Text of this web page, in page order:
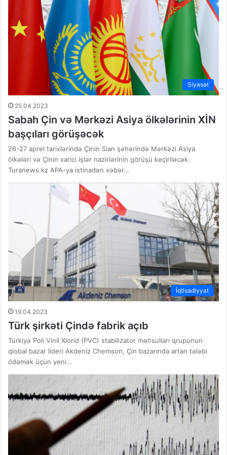
Siyasət
25.04.2023
Sabah Çin və Mərkəzi Asiya ölkələrinin XİN
başçıları görüşəcək
26-27 aprel tarixlərində Çinin Sian şəhərində Mərkəzi Asiya
ölkələri və Çinin xarici işlər nazirlərinin görüşü keçiriləcək.
Turanews.kz APA-ya istinadən xəbər…
İqtisadiyyat
19.04.2023
Türk şirkəti Çində fabrik açıb
Türkiyə Poli Vinil Xlorid (PVC) stabilizator məhsulları qrupunun
qlobal bazar lideri Akdeniz Chemson, Çin bazarında artan tələbi
ödəmək üçün yeni…